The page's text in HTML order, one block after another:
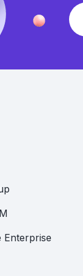
Enterprise